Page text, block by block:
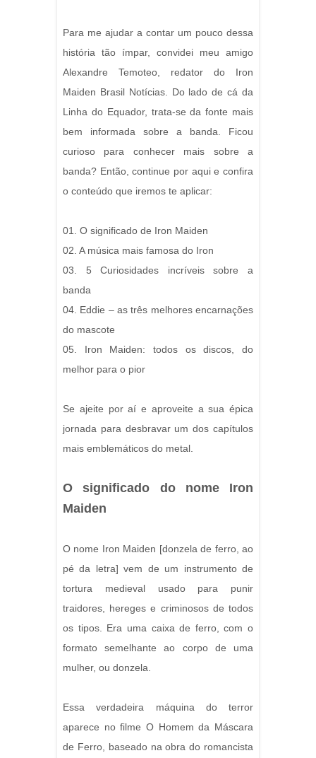
Para me ajudar a contar um pouco dessa
história tão ímpar, convidei meu amigo
Alexandre Temoteo, redator do Iron
Maiden Brasil Notícias. Do lado de cá da
Linha do Equador, trata-se da fonte mais
bem informada sobre a banda. Ficou
curioso para conhecer mais sobre a
banda? Então, continue por aqui e confira
o conteúdo que iremos te aplicar:
01. O significado de Iron Maiden
02. A música mais famosa do Iron
03. 5 Curiosidades incríveis sobre a
banda
04. Eddie – as três melhores encarnações
do mascote
05. Iron Maiden: todos os discos, do
melhor para o pior
Se ajeite por aí e aproveite a sua épica
jornada para desbravar um dos capítulos
mais emblemáticos do metal.
O significado do nome Iron
Maiden
O nome Iron Maiden [donzela de ferro, ao
pé da letra] vem de um instrumento de
tortura medieval usado para punir
traidores, hereges e criminosos de todos
os tipos. Era uma caixa de ferro, com o
formato semelhante ao corpo de uma
mulher, ou donzela.
Essa verdadeira máquina do terror
aparece no filme O Homem da Máscara
de Ferro, baseado na obra do romancista